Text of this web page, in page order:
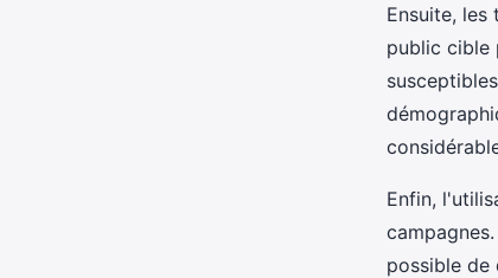
Ensuite, les
public cible
Enfin,
possible de